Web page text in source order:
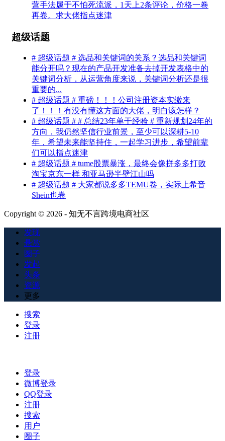
营手法属于不怕死流派，1天上2条评论，价格一卷
再卷。求大佬指点迷津
超级话题
# 超级话题 # 选品和关键词的关系？选品和关键词
能分开吗？现在的产品开发准备去掉开发表格中的
关键词分析，从运营角度来说，关键词分析还是很
重要的...
# 超级话题 # 重磅！！！公司注册资本实缴来
了！！！有没有懂这方面的大佬，明白该怎样？
# 超级话题 # # 总结23年单干经验 # 重新规划24年的
方向，我仍然坚信行业前景，至少可以深耕5-10
年，希望未来能坚持住，一起学习进步，希望前辈
们可以指点迷津
# 超级话题 # tume股票暴涨，最终会像拼多多打败
淘宝京东一样 和亚马逊半壁江山吗
# 超级话题 # 大家都说多多TEMU卷，实际上希音
Shein也卷
Copyright © 2026 - 知无不言跨境电商社区
发现
悬赏
圈子
发起
头条
资源
更多
搜索
登录
注册
登录
微博登录
QQ登录
注册
搜索
用户
圈子